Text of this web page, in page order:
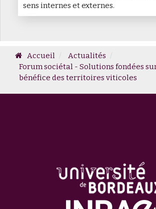
sens internes et externes.
Accueil
Actualités
Forum sociétal - Solutions fondées
bénéfice des territoires viticoles